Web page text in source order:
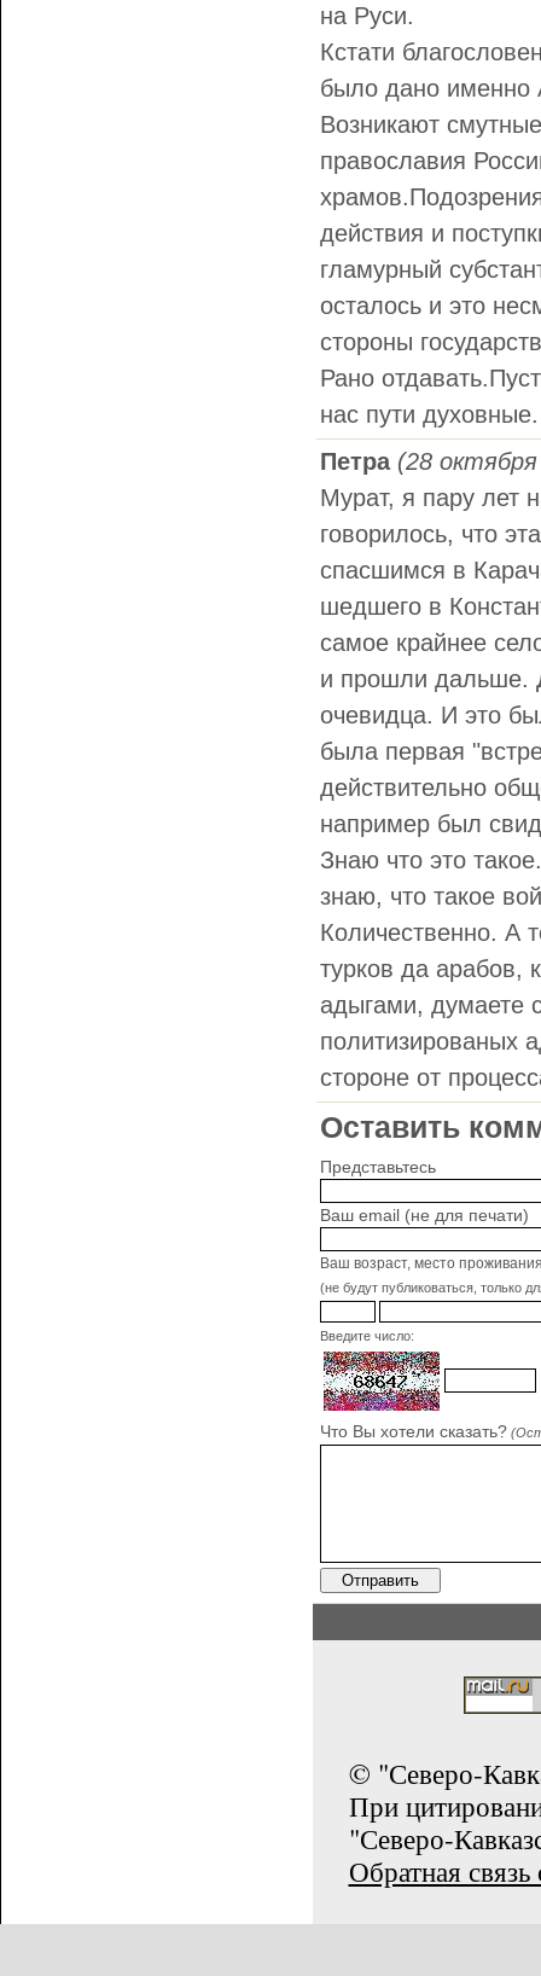
на Руси.
Кстати
было дано именно
Возникают
православия
действия и
гламурный
осталось и это
стороны
Рано
нас пути духовные.
Петра (28
Мурат, я пару лет
говорилось, что
спасшимся в
шедшего в
самое крайнее
и прошли дальше.
очевидца. И это
была первая
действительно
например был
Знаю что это
знаю, что такое
Количественно. А
турков да арабов,
адыгами, думаете
политизированых
стороне от
Оставить
Представьтесь
Ваш email (не для печати)
Ваш возраст, место
(не будут публиковаться, только
Введите число:
Что Вы хотели сказать?
© "Северо-
При
"Северо-
Обратная